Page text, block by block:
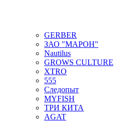
GERBER
ЗАО "МАРОН"
Nautilus
GROWS CULTURE
XTRO
555
Следопыт
MYFISH
ТРИ КИТА
AGAT